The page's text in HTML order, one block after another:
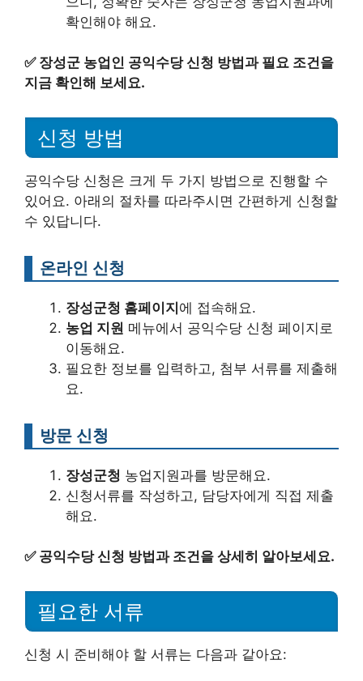
확인해야 해요.
✅ 장성군 농업인 공익수당 신청 방법과 필요 조건을
지금 확인해 보세요.
신청 방법
공익수당 신청은 크게 두 가지 방법으로 진행할 수
있어요. 아래의 절차를 따라주시면 간편하게 신청할
수 있답니다.
온라인 신청
장성군청 홈페이지에 접속해요.
농업 지원 메뉴에서 공익수당 신청 페이지로
이동해요.
필요한 정보를 입력하고, 첨부 서류를 제출해
요.
방문 신청
장성군청 농업지원과를 방문해요.
신청서류를 작성하고, 담당자에게 직접 제출
해요.
✅ 공익수당 신청 방법과 조건을 상세히 알아보세요.
필요한 서류
신청 시 준비해야 할 서류는 다음과 같아요: